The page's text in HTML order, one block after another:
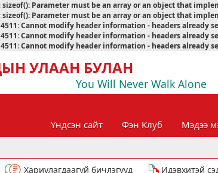
:sizeof(): Parameter must be an array or an object that
:sizeof(): Parameter must be an array or an object that
4511:Cannot modify header information - headers already
4511:Cannot modify header information - headers already
4511:Cannot modify header information - headers already
УЛААН БУЛАН
You Will Never Walk Alone
Үндсэн сайт Фэн Клуб Мэдээ
Хариулагдаагүй бичлэгүүд Идэвхитэй